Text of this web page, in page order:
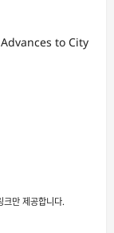
to City
크만 제공합니다.